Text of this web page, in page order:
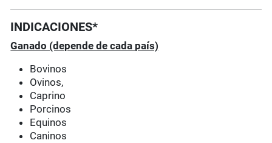
INDICACIONES*
Ganado (depende de cada país)
Bovinos
Ovinos,
Caprino
Porcinos
Equinos
Caninos